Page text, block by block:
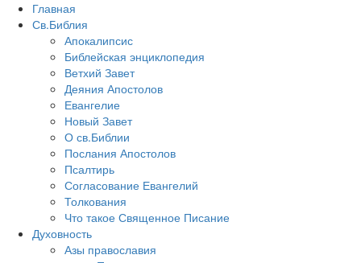
Главная
Св.Библия
Апокалипсис
Библейская энциклопедия
Ветхий Завет
Деяния Апостолов
Евангелие
Новый Завет
О св.Библии
Послания Апостолов
Псалтирь
Согласование Евангелий
Толкования
Что такое Священное Писание
Духовность
Азы православия